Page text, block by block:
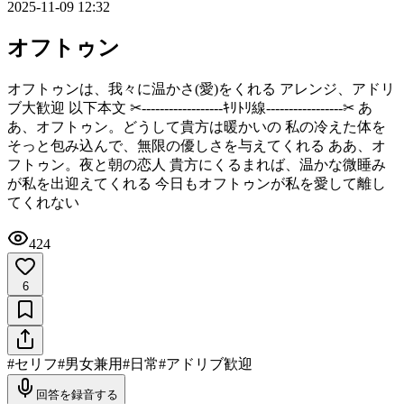
2025-11-09 12:32
オフトゥン
オフトゥンは、我々に温かさ(愛)をくれる アレンジ、アドリ
ブ大歓迎 以下本文 ‪✂︎‬------------------ｷﾘﾄﾘ線-----------------‪✂︎ あ
あ、オフトゥン。どうして貴方は暖かいの 私の冷えた体を
そっと包み込んで、無限の優しさを与えてくれる ああ、オ
フトゥン。夜と朝の恋人 貴方にくるまれば、温かな微睡み
が私を出迎えてくれる 今日もオフトゥンが私を愛して離し
てくれない
424
6
#セリフ#男女兼用#日常#アドリブ歓迎
回答を録音する